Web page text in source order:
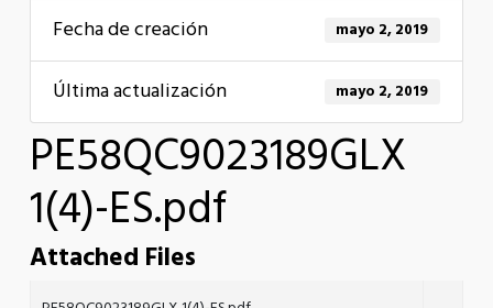
Fecha de creación mayo 2, 2019
Última actualización mayo 2, 2019
PE58QC9023189GLX
1(4)-ES.pdf
Attached Files